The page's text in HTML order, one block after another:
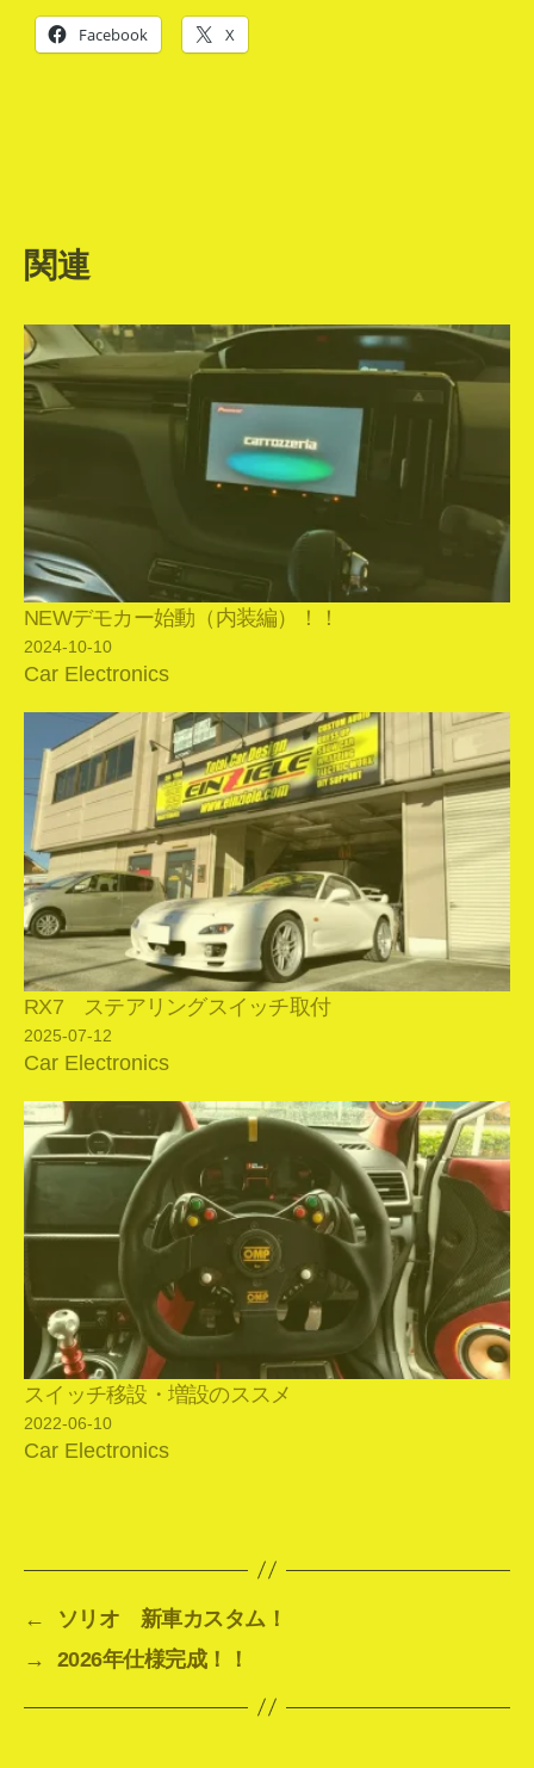
Facebook X
関連
NEWデモカー始動（内装編）！！
2024-10-10
Car Electronics
RX7 ステアリングスイッチ取付
2025-07-12
Car Electronics
スイッチ移設・増設のススメ
2022-06-10
Car Electronics
←
ソリオ 新車カスタム！
→
2026年仕様完成！！